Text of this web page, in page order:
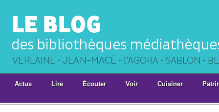
Actus Lire Écouter Voir Cuisiner